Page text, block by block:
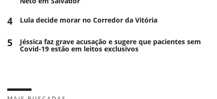
4 Lula decide morar no Corredor da Vitória
5 Jéssica faz grave acusação e sugere que pacientes sem
Covid-19 estão em leitos exclusivos